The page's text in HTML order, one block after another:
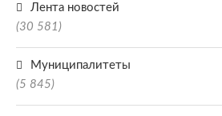
Лента новостей
(30 581)
Муниципалитеты
(5 845)